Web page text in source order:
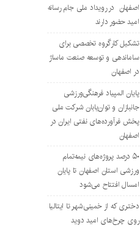
اصفهان در رویداد ملی جام رسانه
امید حضور دارند
تشکیل کارگروه تخصصی برای
ساماندهی و توسعه صنعت ماساژ
در اصفهان
پایان المپیاد فرهنگی‌ورزشی
جانبازان و توان‌یابان شرکت ملی
پخش فرآورده‌های نفتی ایران در
اصفهان
۵۰ درصد پروژه‌های نیمه‌تمام
ورزشی استان اصفهان تا پایان
امسال افتتاح می‌شود
دختری که از خمینی‌شهر تا ایتالیا
روی چرخ‌های امید دوید